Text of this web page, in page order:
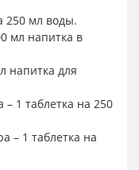
250 мл воды.
мл напитка в
напитка для
– 1 таблетка на 250
– 1 таблетка на